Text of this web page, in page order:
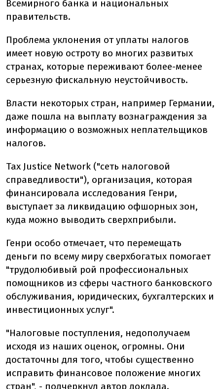
Всемирного банка и национальных
правительств.
Проблема уклонения от уплаты налогов
имеет новую остроту во многих развитых
странах, которые переживают более-менее
серьезную фискальную неустойчивость.
Власти некоторых стран, например Германии,
даже пошла на выплату вознаграждения за
информацию о возможных неплательщиков
налогов.
Tax Justice Network ("сеть налоговой
справедливости"), организация, которая
финансировала исследования Генри,
выступает за ликвидацию офшорных зон,
куда можно выводить сверхприбыли.
Генри особо отмечает, что перемещать
деньги по всему миру сверхбогатых помогает
"трудолюбивый рой профессиональных
помощников из сферы частного банковского
обслуживания, юридических, бухгалтерских и
инвестиционных услуг".
"Налоговые поступления, недополучаем
исходя из наших оценок, огромны. Они
достаточны для того, чтобы существенно
исправить финансовое положение многих
стран", - подчеркнул автор доклада.